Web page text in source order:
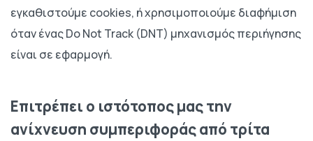
εγκαθιστούμε cookies, ή χρησιμοποιούμε διαφήμιση
όταν ένας Do Not Track (DNT) μηχανισμός περιήγησης
είναι σε εφαρμογή.
Επιτρέπει ο ιστότοπος μας την
ανίχνευση συμπεριφοράς από τρίτα